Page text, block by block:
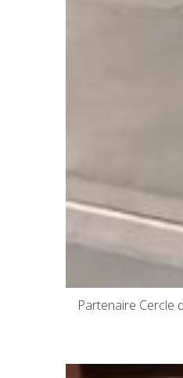
Partenaire Cercle